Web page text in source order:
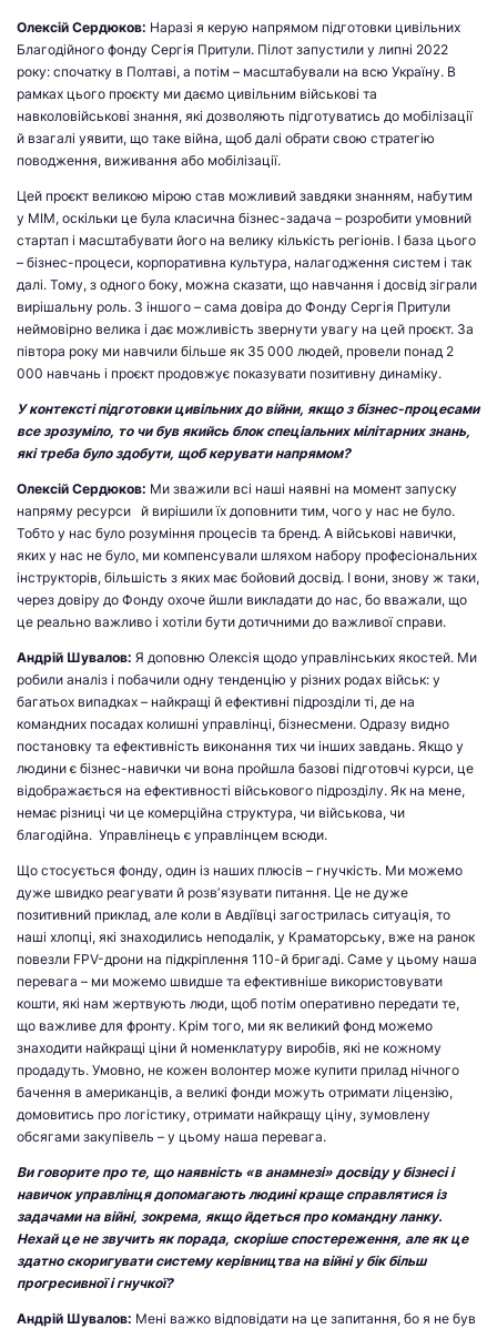
Олексій Сердюков: Наразі я керую напрямом підготовки цивільних
Благодійного фонду Сергія Притули. Пілот запустили у липні 2022
року: спочатку в Полтаві, а потім – масштабували на всю Україну. В
рамках цього проєкту ми даємо цивільним військові та
навколовійськові знання, які дозволяють підготуватись до мобілізації
й взагалі уявити, що таке війна, щоб далі обрати свою стратегію
поводження, виживання або мобілізації.
Цей проєкт великою мірою став можливий завдяки знанням, набутим
у МІМ, оскільки це була класична бізнес-задача – розробити умовний
стартап і масштабувати його на велику кількість регіонів. І база цього
– бізнес-процеси, корпоративна культура, налагодження систем і так
далі. Тому, з одного боку, можна сказати, що навчання і досвід зіграли
вирішальну роль. З іншого – сама довіра до Фонду Сергія Притули
неймовірно велика і дає можливість звернути увагу на цей проєкт. За
півтора року ми навчили більше як 35 000 людей, провели понад 2
000 навчань і проєкт продовжує показувати позитивну динаміку.
У контексті підготовки цивільних до війни, якщо з бізнес-процесами
все зрозуміло, то чи був якийсь блок спеціальних мілітарних знань,
які треба було здобути, щоб керувати напрямом?
Олексій Сердюков: Ми зважили всі наші наявні на момент запуску
напряму ресурси й вирішили їх доповнити тим, чого у нас не було.
Тобто у нас було розуміння процесів та бренд. А військові навички,
яких у нас не було, ми компенсували шляхом набору професіональних
інструкторів, більшість з яких має бойовий досвід. І вони, знову ж таки,
через довіру до Фонду охоче йшли викладати до нас, бо вважали, що
це реально важливо і хотіли бути дотичними до важливої справи.
Андрій Шувалов: Я доповню Олексія щодо управлінських якостей. Ми
робили аналіз і побачили одну тенденцію у різних родах військ: у
багатьох випадках – найкращі й ефективні підрозділи ті, де на
командних посадах колишні управлінці, бізнесмени. Одразу видно
постановку та ефективність виконання тих чи інших завдань. Якщо у
людини є бізнес-навички чи вона пройшла базові підготовчі курси, це
відображається на ефективності військового підрозділу. Як на мене,
немає різниці чи це комерційна структура, чи військова, чи
благодійна. Управлінець є управлінцем всюди.
Що стосується фонду, один із наших плюсів – гнучкість. Ми можемо
дуже швидко реагувати й розвʼязувати питання. Це не дуже
позитивний приклад, але коли в Авдіївці загострилась ситуація, то
наші хлопці, які знаходились неподалік, у Краматорську, вже на ранок
повезли FPV-дрони на підкріплення 110-й бригаді. Саме у цьому наша
перевага – ми можемо швидше та ефективніше використовувати
кошти, які нам жертвують люди, щоб потім оперативно передати те,
що важливе для фронту. Крім того, ми як великий фонд можемо
знаходити найкращі ціни й номенклатуру виробів, які не кожному
продадуть. Умовно, не кожен волонтер може купити прилад нічного
бачення в американців, а великі фонди можуть отримати ліцензію,
домовитись про логістику, отримати найкращу ціну, зумовлену
обсягами закупівель – у цьому наша перевага.
Ви говорите про те, що наявність «в анамнезі» досвіду у бізнесі і
навичок управлінця допомагають людині краще справлятися із
задачами на війні, зокрема, якщо йдеться про командну ланку.
Нехай це не звучить як порада, скоріше спостереження, але як це
здатно скоригувати систему керівництва на війні у бік більш
прогресивної і гнучкої?
Андрій Шувалов: Мені важко відповідати на це запитання, бо я не був